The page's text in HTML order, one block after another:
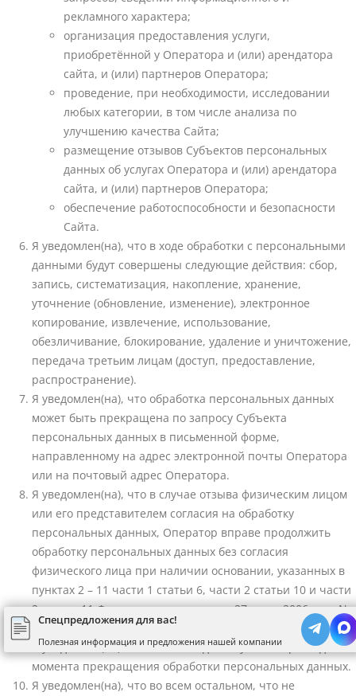
рекламного характера;
организация предоставления услуги,
приобретённой у Оператора и (или) арендатора
сайта, и (или) партнеров Оператора;
проведение, при необходимости, исследовании
любых категории, в том числе анализа по
улучшению качества Сайта;
размещение отзывов Субъектов персональных
данных об услугах Оператора и (или) арендатора
сайта, и (или) партнеров Оператора;
обеспечение работоспособности и безопасности
Сайта.
Я уведомлен(на), что в ходе обработки с персональными
данными будут совершены следующие действия: сбор,
запись, систематизация, накопление, хранение,
уточнение (обновление, изменение), электронное
копирование, извлечение, использование,
обезличивание, блокирование, удаление и уничтожение,
передача третьим лицам (доступ, предоставление,
распространение).
Я уведомлен(на), что обработка персональных данных
может быть прекращена по запросу Субъекта
персональных данных в письменной форме,
направленному на адрес электронной почты Оператора
или на почтовый адрес Оператора.
Я уведомлен(на), что в случае отзыва физическим лицом
или его представителем согласия на обработку
персональных данных, Оператор вправе продолжить
обработку персональных данных без согласия
физического лица при наличии основании, указанных в
пунктах 2 – 11 части 1 статьи 6, части 2 статьи 10 и части
2 статьи 11 Федерального закона от 27 июля 2006 года No
152-ФЗ «О персональных данных».
Я уведомлен(на), что Согласие действует все время до
момента прекращения обработки персональных данных.
Я уведомлен(на), что во всем остальном, что не
Спецпредложения для вас!
Полезная информация и предложения нашей компании